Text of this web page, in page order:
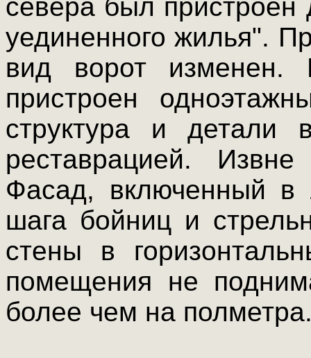
севера был
уединенного жилья".
вид ворот
пристроен
структура и детали
реставрацией.
Фасад, включенный
шага бойниц и
стены в
помещения не
более чем на